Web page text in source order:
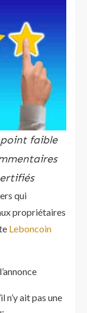
faible
qui
propriétaires
Leboncoin
n’y ait pas une